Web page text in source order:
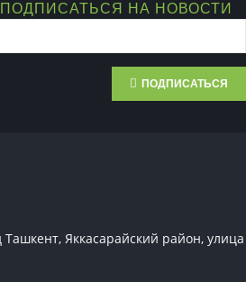
ПОДПИСАТЬСЯ НА НОВОСТИ
ПОДПИСАТЬСЯ
Ташкент, Яккасарайский район, улица